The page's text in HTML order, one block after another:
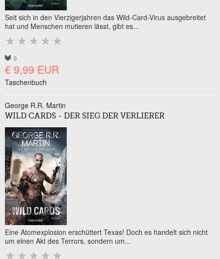
Seit sich in den Vierzigerjahren das Wild-Card-Virus ausgebreitet
hat und Menschen mutieren lässt, gibt es...
0
€ 9,99 EUR
Taschenbuch
George R.R. Martin
WILD CARDS - DER SIEG DER VERLIERER
Eine Atomexplosion erschüttert Texas! Doch es handelt sich nicht
um einen Akt des Terrors, sondern um...